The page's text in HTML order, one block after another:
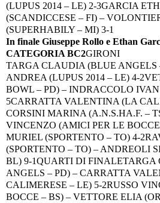
(LUPUS 2014 – LE) 2-3GARCIA
(SCANDICCESE – FI) –
(SUPERHABILY – MI) 3-1
In finale Giuseppe Rollo e Ethan
CATEGORIA BC2GIRONI
TARGA CLAUDIA (BLUE ANGELS
ANDREA (LUPUS 2014 – LE) 4-2
BOWL – PD) – INDRACCOLO
5CARRATTA VALENTINA (LA
CORSINI MARINA (A.N.S.HA.F. –
VINCENZO (AMICI PER LE
MURIEL (SPORTENTO – TO) 4-2
(SPORTENTO – TO) – ANDREOLI
BL) 9-1QUARTI DI FINALETARGA
ANGELS – PD) – CARRATTA
CALIMERESE – LE) 5-2RUSSO
BOCCE – BS) – VETTORE ELIA